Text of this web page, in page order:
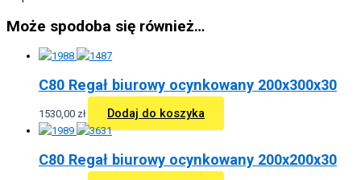
Może spodoba się również…
C80 Regał biurowy ocynkowany 200x300x30
1530,00 zł Dodaj do koszyka
C80 Regał biurowy ocynkowany 200x200x30